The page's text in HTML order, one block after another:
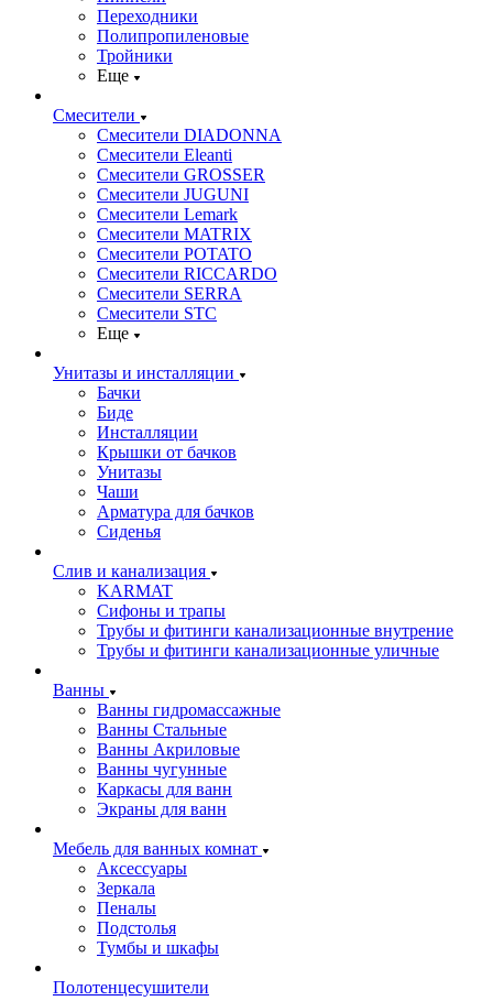
Переходники
Полипропиленовые
Тройники
Еще
Смесители
Смесители DIADONNA
Смесители Eleanti
Смесители GROSSER
Смесители JUGUNI
Смесители Lemark
Смесители MATRIX
Смесители POTATO
Смесители RICCARDO
Смесители SERRA
Смесители STC
Еще
Унитазы и инсталляции
Бачки
Биде
Инсталляции
Крышки от бачков
Унитазы
Чаши
Арматура для бачков
Сиденья
Слив и канализация
KARMAT
Сифоны и трапы
Трубы и фитинги канализационные внутрение
Трубы и фитинги канализационные уличные
Ванны
Ванны гидромассажные
Ванны Стальные
Ванны Акриловые
Ванны чугунные
Каркасы для ванн
Экраны для ванн
Мебель для ванных комнат
Аксессуары
Зеркала
Пеналы
Подстолья
Тумбы и шкафы
Полотенцесушители